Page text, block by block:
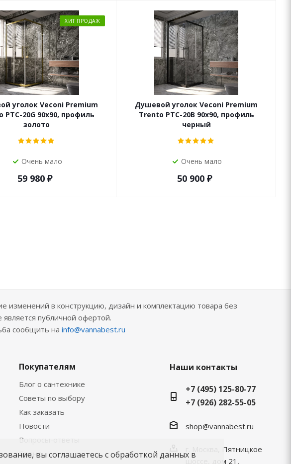
ХИТ ПРОДАЖ
уголок Veconi Premium
PTC-20G 90x90, профиль
золото
Очень мало
59 980 ₽
Душевой уголок Veconi Premium
Trento PTC-20B 90x90, профиль
черный
Очень мало
50 900 ₽
изменений в конструкцию, дизайн и комплектацию товара без
публичной офертой.
сообщить на info@vannabest.ru
Покупателям
Блог о сантехнике
Советы по выбору
Как заказать
Новости
Вопросы-ответы
Бренды
Наши контакты
+7 (495) 125-80-77
+7 (926) 282-55-05
shop@vannabest.ru
г. Москва, Пятницкое
шоссе, дом 21,
вы соглашаетесь с обработкой данных в